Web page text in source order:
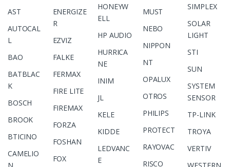
AST
AUTOCAL
L
BAO
BATBLAC
K
BOSCH
BROOK
BTICINO
CAMELIO
ENERGIZE
R
EZVIZ
FALKE
FERMAX
FIRE LITE
FIREMAX
FORZA
FOSHAN
FOX
HONEYW
ELL
HP AUDIO
HURRICA
NE
INIM
JL
KELE
KIDDE
LEDVANC
E
MUST
NEBO
NIPPON
NT
OPALUX
OTROS
PHILIPS
PROTECT
RAYOVAC
RISCO
SIMPLEX
SOLAR
LIGHT
STI
SUN
SYSTEM
SENSOR
TP-LINK
TROYA
VERTIV